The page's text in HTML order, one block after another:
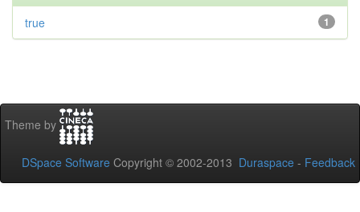
1
true
Theme by
DSpace Software Copyright © 2002-2013 Duraspace - Feedback